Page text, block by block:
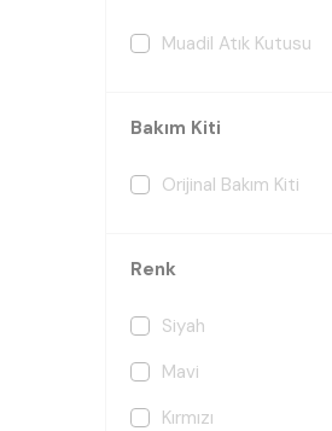
Muadil Atık Kutusu
Bakım Kiti
Orijinal Bakım Kiti
Renk
Siyah
Mavi
Kırmızı